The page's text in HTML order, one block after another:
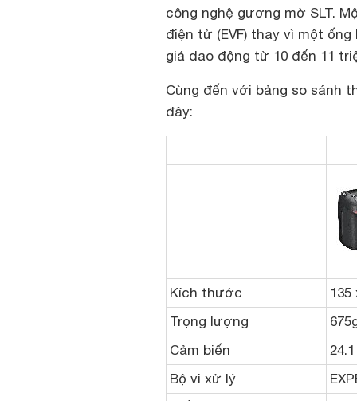
công nghệ gương mờ SLT.
điện tử (EVF) thay vì một
giá dao động từ 10 đến 11
Cùng đến với bảng so sánh
đây:
Kích thước
135
Trọng lượng
Cảm biến
Bộ vi xử lý